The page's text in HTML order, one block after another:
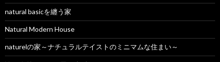
natural basicを纏う家
Natural Modern House
naturelの家～ナチュラルテイストのミニマムな住まい～